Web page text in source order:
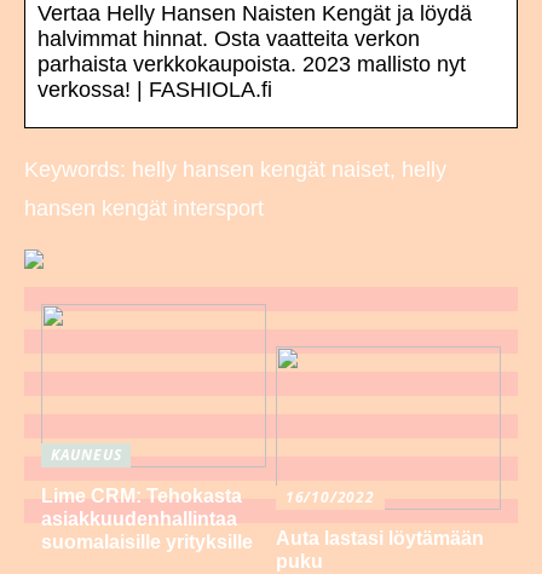
Vertaa Helly Hansen Naisten Kengät ja löydä
halvimmat hinnat. Osta vaatteita verkon
parhaista verkkokaupoista. 2023 mallisto nyt
verkossa! | FASHIOLA.fi
Keywords: helly hansen kengät naiset, helly
hansen kengät intersport
KAUNEUS
Lime CRM: Tehokasta
asiakkuudenhallintaa
suomalaisille yrityksille
16/10/2022
Auta lastasi löytämään
puku